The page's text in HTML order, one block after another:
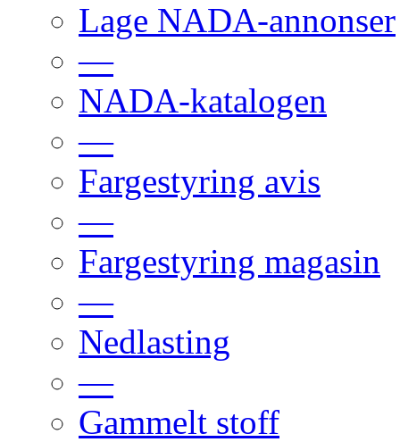
Lage NADA-annonser
—
NADA-katalogen
—
Fargestyring avis
—
Fargestyring magasin
—
Nedlasting
—
Gammelt stoff